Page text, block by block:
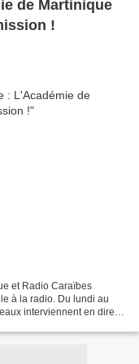
de Martinique
!
et Radio Caraïbes
à la radio. Du lundi au
interviennent en direct